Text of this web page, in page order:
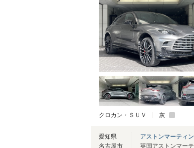
クロカン・ＳＵＶ 灰
愛知県
名古屋市
アストンマーティ
英国アストンマー